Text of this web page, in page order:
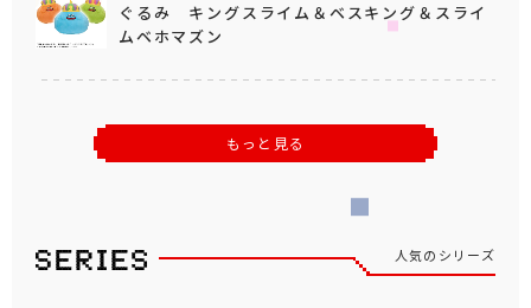
ぐるみ キングスライム＆ベスキング＆スライ
ムベホマズン
もっと見る
人気のシリーズ